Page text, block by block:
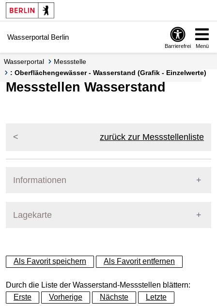
Springe zur Navigation
Springe zum Inhalt
Wasserportal Berlin
Barrierefrei Menü
Wasserportal
Messstelle
: Oberflächengewässer - Wasserstand (Grafik - Einzelwerte)
Messstellen Wasserstand
zurück zur Messstellenliste
Informationen
Lagekarte
+
−
Als Favorit speichern Als Favorit entfernen
Durch die Liste der Wasserstand-Messstellen blättern:
Erste
Vorherige Nächste Letzte